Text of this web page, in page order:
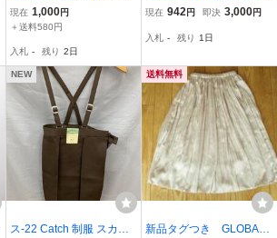
ト 120 A サイズ ブラウン
茶色 スクール ユニホーム
スカート YKK ファスナー
現在 1,000円
＋送料580円
入札 - 残り 2日
レオパード柄プリーツス
現在 942円 即決 3,000円
入札 - 残り 1日
NEW
ス-22 Catch 制服 スカー
送料無料
新品タグつき GLOBAL